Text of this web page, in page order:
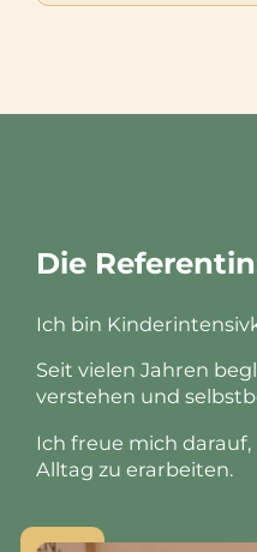
Die
Ich bin
Seit vielen Jahren
verstehen und
Ich freue mich
Alltag zu erarbeiten.